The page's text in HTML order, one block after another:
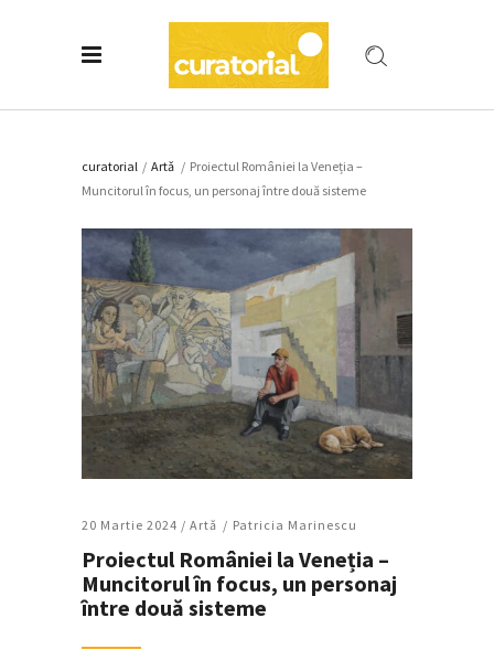
curatorial / Artǎ / Proiectul României la Veneția –
Muncitorul în focus, un personaj între două sisteme
20 Martie 2024 / Artǎ Patricia Marinescu
Proiectul României la Veneția –
Muncitorul în focus, un personaj
între două sisteme